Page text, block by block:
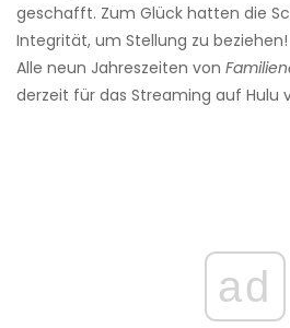
geschafft. Zum Glück hatten die
Integrität, um Stellung zu beziehen!
Alle neun Jahreszeiten von
derzeit für das Streaming auf Hulu
ad